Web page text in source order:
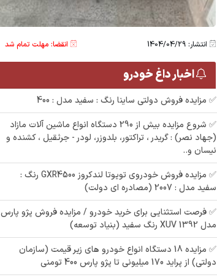
انتشار: 1404/04/29 انقضا: مهلت تمام شد
اخبار داغ خودرو
✅ مزایده فروش دولتی ساینا رنگ : سفید مدل : 400
✅ شروع مزایده بیش از 290 دستگاه انواع ماشین آلات مازاد
(جهاد نصر) : گریدر ، تراکتور، بلدوزر، لودر - جرثقیل ، کشنده و
نیسان و..
✅ مزایده فروش خودروی تویوتا لندکروز GXR4500 رنگ :
سفید مدل : 2007 (مصادره ای دولت)
✅ فرصت استثنایی برای خرید خودرو / مزایده فروش پژو پارس
مدل 1392 XUV رنگ سفید (بنیاد توسعه)
✅ مزایده 18 دستگاه انواع خودرو های زیر قیمت (سازمان
دولتی) از پراید 170 میلیونی تا پژو پارس 400 تومنی